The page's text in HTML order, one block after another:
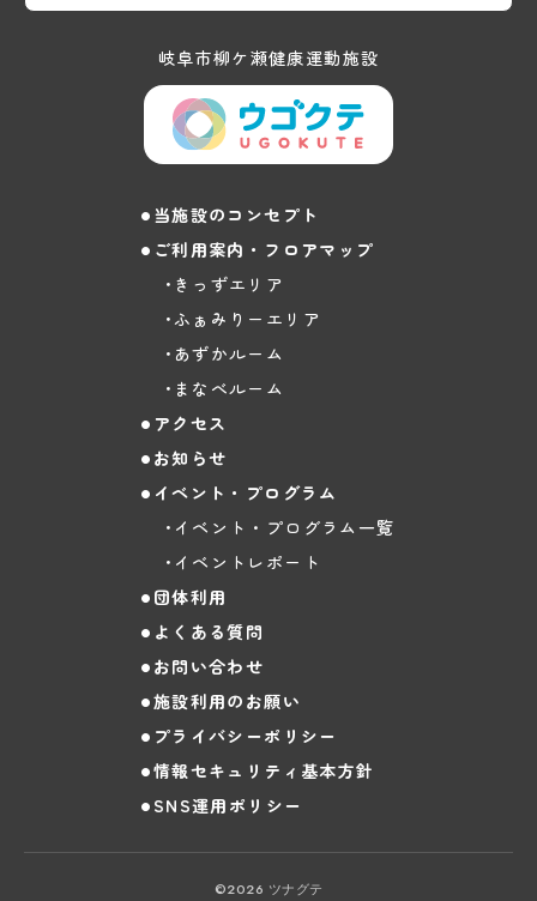
岐阜市柳ケ瀬健康運動施設
当施設のコンセプト
ご利用案内・フロアマップ
きっずエリア
ふぁみりーエリア
あずかルーム
まなべルーム
アクセス
お知らせ
イベント・プログラム
イベント・プログラム一覧
イベントレポート
団体利用
よくある質問
お問い合わせ
施設利用のお願い
プライバシーポリシー
情報セキュリティ基本方針
SNS運用ポリシー
©2026 ツナグテ